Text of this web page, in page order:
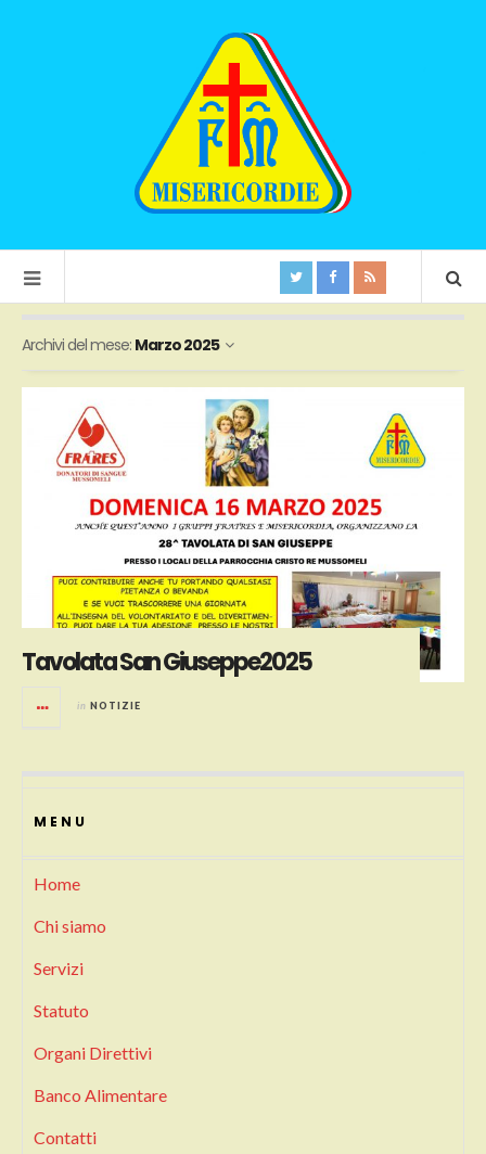
Archivi del mese: Marzo 2025
Tavolata San Giuseppe2025
in NOTIZIE
MENU
Home
Chi siamo
Servizi
Statuto
Organi Direttivi
Banco Alimentare
Contatti